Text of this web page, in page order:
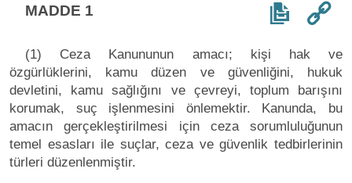
MADDE 1
(1) Ceza Kanununun amacı; kişi hak ve
özgürlüklerini, kamu düzen ve güvenliğini, hukuk
devletini, kamu sağlığını ve çevreyi, toplum barışını
korumak, suç işlenmesini önlemektir. Kanunda, bu
amacın gerçekleştirilmesi için ceza sorumluluğunun
temel esasları ile suçlar, ceza ve güvenlik tedbirlerinin
türleri düzenlenmiştir.